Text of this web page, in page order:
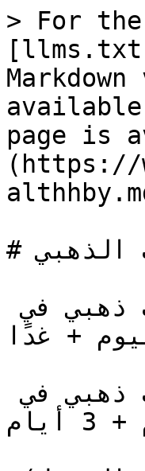
> For
page is
(https://
# التوب الذهبي
الآن كل لاعب يشتري 1000 نقطة يحصل على لقب ذهبي في
+ غدًا
الآن كل لاعب يشتري 2000 نقطة يحصل على لقب ذهبي في
الدردشة لمدة 3 أيام اليوم + 3 أيام